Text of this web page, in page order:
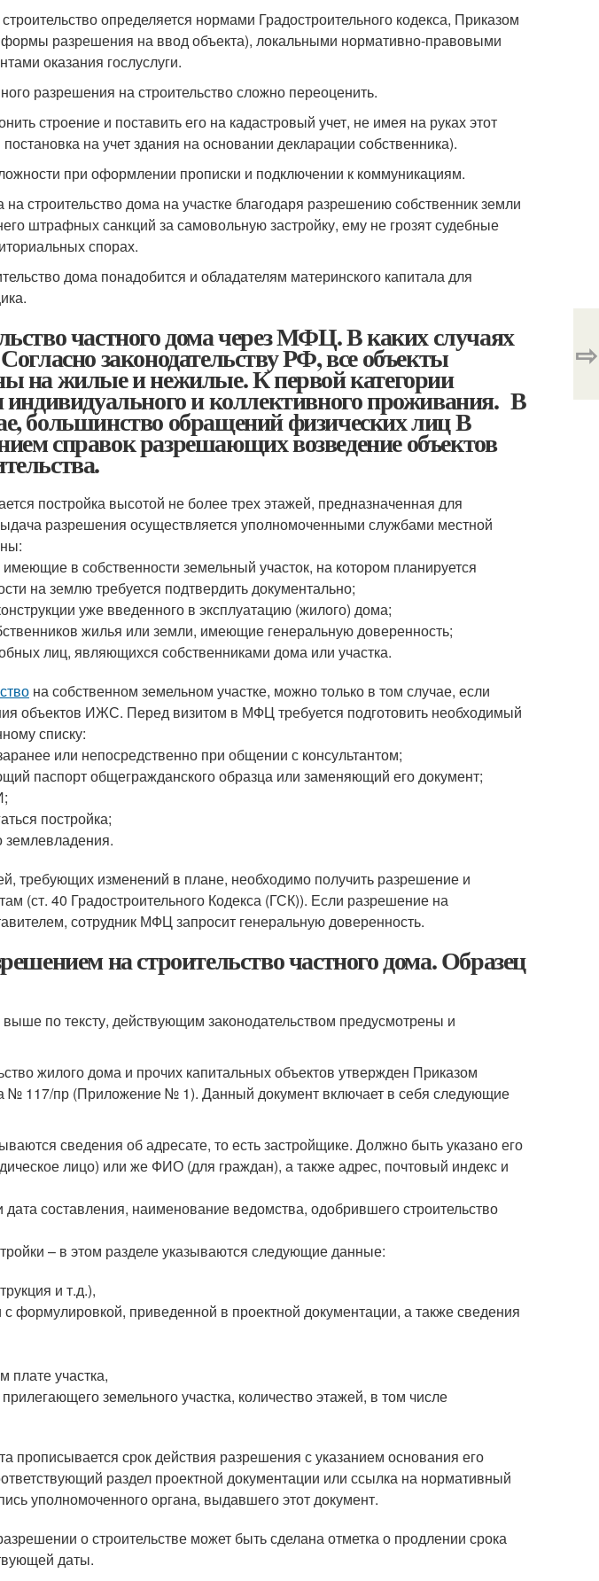
определяется нормами Градостроительного кодекса, Приказом
разрешения на ввод объекта), локальными нормативно-правовыми
оказания гослуслуги.
разрешения на строительство сложно переоценить.
строение и поставить его на кадастровый учет, не имея на руках этот
на учет здания на основании декларации собственника).
при оформлении прописки и подключении к коммуникациям.
строительство дома на участке благодаря разрешению собственник земли
штрафных санкций за самовольную застройку, ему не грозят судебные
спорах.
дома понадобится и обладателям материнского капитала для
частного дома через МФЦ. В каких случаях
законодательству РФ, все объекты
на жилые и нежилые. К первой категории
индивидуального и коллективного проживания. В
большинство обращений физических лиц В
справок разрешающих возведение объектов
постройка высотой не более трех этажей, предназначенная для
разрешения осуществляется уполномоченными службами местной
в собственности земельный участок, на котором планируется
на землю требуется подтвердить документально;
уже введенного в эксплуатацию (жилого) дома;
жилья или земли, имеющие генеральную доверенность;
лиц, являющихся собственниками дома или участка.
на собственном земельном участке, можно только в том случае, если
объектов ИЖС. Перед визитом в МФЦ требуется подготовить необходимый
списку:
или непосредственно при общении с консультантом;
паспорт общегражданского образца или заменяющий его документ;
постройка;
требующих изменений в плане, необходимо получить разрешение и
(ст. 40 Градостроительного Кодекса (ГСК)). Если разрешение на
сотрудник МФЦ запросит генеральную доверенность.
на строительство частного дома. Образец
по тексту, действующим законодательством предусмотрены и
жилого дома и прочих капитальных объектов утвержден Приказом
№ 117/пр (Приложение № 1). Данный документ включает в себя следующие
сведения об адресате, то есть застройщике. Должно быть указано его
лицо) или же ФИО (для граждан), а также адрес, почтовый индекс и
составления, наименование ведомства, одобрившего строительство
– в этом разделе указываются следующие данные:
и т.д.),
с формулировкой, приведенной в проектной документации, а также сведения
плате участка,
земельного участка, количество этажей, в том числе
прописывается срок действия разрешения с указанием основания его
раздел проектной документации или ссылка на нормативный
уполномоченного органа, выдавшего этот документ.
о строительстве может быть сделана отметка о продлении срока
даты.
⇨